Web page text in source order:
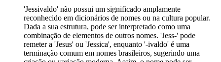
'Jessivaldo' não possui um significado amplamente
reconhecido em dicionários de nomes ou na cultura popular.
Dada a sua estrutura, pode ser interpretado como uma
combinação de elementos de outros nomes. 'Jess-' pode
remeter a 'Jesus' ou 'Jessica', enquanto '-ivaldo' é uma
terminação comum em nomes brasileiros, sugerindo uma